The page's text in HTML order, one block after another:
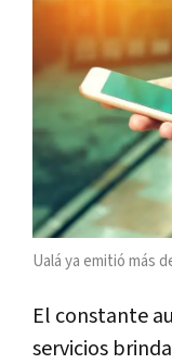
Ualá ya emitió más
El constante
servicios